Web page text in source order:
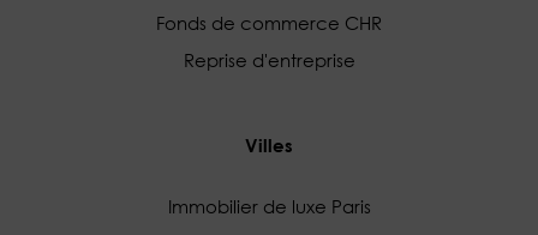
Fonds de commerce CHR
Reprise d'entreprise
Villes
Immobilier de luxe Paris